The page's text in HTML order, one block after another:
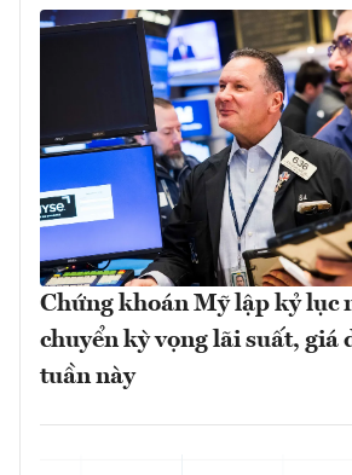
Chứng khoán Mỹ lập kỷ lục
chuyển kỳ vọng lãi suất, giá
tuần này